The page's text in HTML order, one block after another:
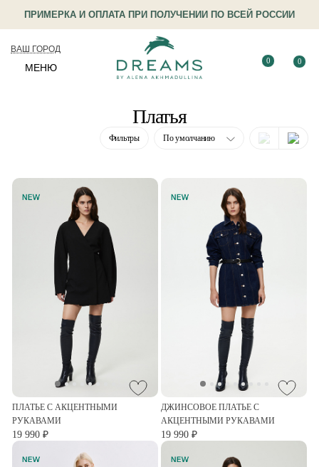
ПРИМЕРКА И ОПЛАТА ПРИ ПОЛУЧЕНИИ ПО ВСЕЙ РОССИИ
ВАШ ГОРОД
МЕНЮ
0 0
Платья
Фильтры По умолчанию
ПЛАТЬЕ С АКЦЕНТНЫМИ
РУКАВАМИ
19 990 ₽
ДЖИНСОВОЕ ПЛАТЬЕ С
АКЦЕНТНЫМИ РУКАВАМИ
19 990 ₽